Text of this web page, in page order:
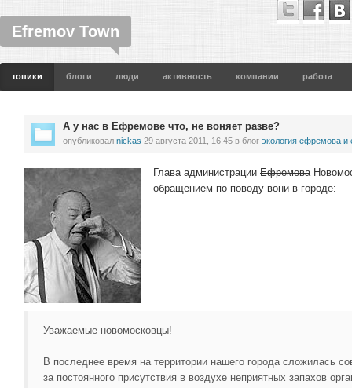
Efremov Town
топики блоги люди активность компании работа
А у нас в Ефремове что, не воняет разве?
опубликовал nickas 29 августа 2011, 16:45 в блог экология ефремова и
Глава администрации Ефремова
обращением по поводу вони в городе:
Уважаемые новомосковцы!
В последнее время на территории нашего города сложилась
за постоянного присутствия в воздухе неприятных запахов